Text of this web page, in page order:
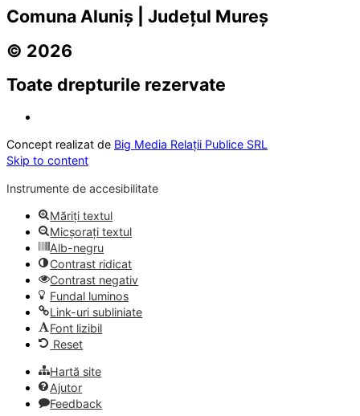
Comuna Aluniș | Județul Mureș
© 2026
Toate drepturile rezervate
Concept realizat de Big Media Relații Publice SRL
Skip to content
Instrumente de accesibilitate
Măriți textul
Micșorați textul
Alb-negru
Contrast ridicat
Contrast negativ
Fundal luminos
Link-uri subliniate
Font lizibil
Reset
Hartă site
Ajutor
Feedback